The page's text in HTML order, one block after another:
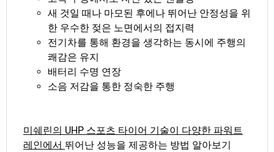
새 것일 때나 마모된 후에나 뛰어난 안정성을 위
한 우수한 젖은 노면에서의 접지력
전기차를 통해 환경을 생각하는 동시에 주행의
쾌감은 유지
배터리 수명 연장
소음 저감을 통한 정숙한 주행
미쉐린의 UHP 스포츠 타이어 기술이 다양한 파워트
레인에서 뛰어난 성능을 제공하는 방법 알아보기